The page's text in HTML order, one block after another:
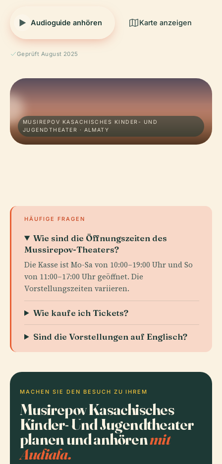
Audioguide anhören Karte anzeigen
Geprüft August 2025
MUSIREPOV KASACHISCHES KINDER- UND
JUGENDTHEATER · ALMATY
HÄUFIGE FRAGEN
Wie sind die Öffnungszeiten des
Mussirepov-Theaters?
Die Kasse ist Mo-Sa von 10:00–19:00 Uhr und So
von 11:00–17:00 Uhr geöffnet. Die
Vorstellungszeiten variieren.
Wie kaufe ich Tickets?
Sind die Vorstellungen auf Englisch?
MACHEN SIE DEN BESUCH ZU IHREM
Musirepov Kasachisches
Kinder- Und Jugendtheater
planen und anhörenmit
Audiala.